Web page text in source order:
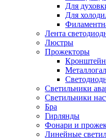
Для
Для
Лента
Люстры
Прожекторы
Светильники
Светильники
Бра
Гирлянды
Фонари и
Линейные